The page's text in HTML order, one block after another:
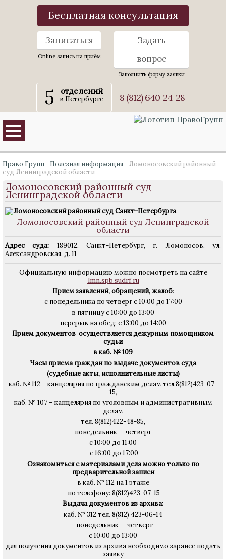
Бесплатная консультация
Записаться
Online запись на приём
Задать
вопрос
Заполнить форму заявки
5 отделений
в Петербурге 8 (812) 640-24-28
Право Групп Полезная информация
Ломоносовский районный
суд Ленинградской области
Ломоносовский районный суд
Ленинградской области
Ломоносовский районный суд Ленинградской
области
Адрес суда: 189012, Санкт-Петербург, г. Ломоносов, ул.
Александровская, д. 11
Официальную информацию можно посмотреть на сайте
lmn.spb.sudrf.ru
Прием заявлений, обращений, жалоб:
с понедельника по четверг с 10:00 до 17:00
в пятницу с 10:00 до 13:00
перерыв на обед: с 13:00 до 14:00
Прием документов осуществляется дежурным помощником
судьи
в каб. № 109
Часы приема граждан по выдаче документов суда
(судебные акты, исполнительные листы)
каб. № 112 – канцелярия по гражданским делам тел.8(812)423-07-
15,
каб. № 107 – канцелярия по уголовным и административным
делам
тел. 8(812)422-48-85,
понедельник — четверг
с 10:00 до 11:00
с 16:00 до 17:00
Ознакомиться с материалами деламожно только по
предварительной записи
в каб. № 112 на 1 этаже
по телефону: 8(812)423-07-15
Выдача документов из архива:
каб. № 312 тел. 8(812) 423-06-14
понедельник — четверг
с 10:00 до 13:00
для получения документов из архива необходимо заранее подать
заявку